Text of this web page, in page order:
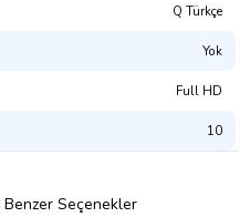
Q Türkçe
Yok
Full HD
10
Seçenekler